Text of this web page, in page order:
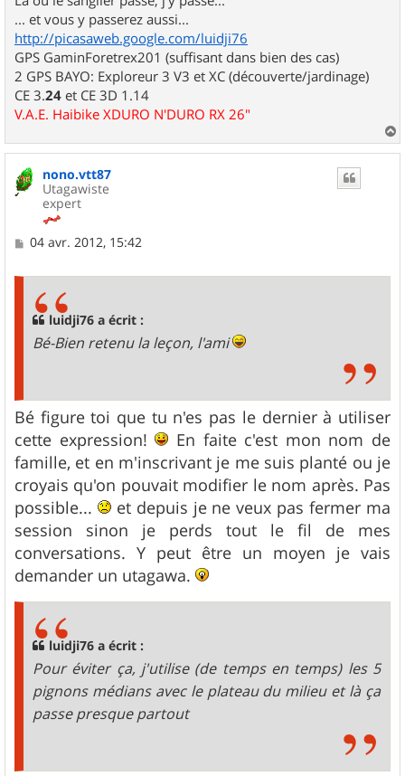
... et vous y passerez aussi...
http://picasaweb.google.com/luidji76
GPS GaminForetrex201 (suffisant dans bien des cas)
2 GPS BAYO: Exploreur 3 V3 et XC (découverte/jardinage)
CE 3.24 et CE 3D 1.14
V.A.E. Haibike XDURO N'DURO RX 26"
a
nono.vtt87
Utagawiste
expert
M
04 avr. 2012, 15:42
luidji76 a écrit :
Bé-Bien retenu la leçon, l'ami
Bé figure toi que tu n'es pas le dernier à utiliser
cette expression!
En faite c'est mon nom de
famille, et en m'inscrivant je me suis planté ou je
croyais qu'on pouvait modifier le nom après. Pas
possible...
et depuis je ne veux pas fermer ma
session sinon je perds tout le fil de mes
conversations. Y peut être un moyen je vais
demander un utagawa.
luidji76 a écrit :
Pour éviter ça, j'utilise (de temps en temps) les 5
pignons médians avec le plateau du milieu et là ça
passe presque partout